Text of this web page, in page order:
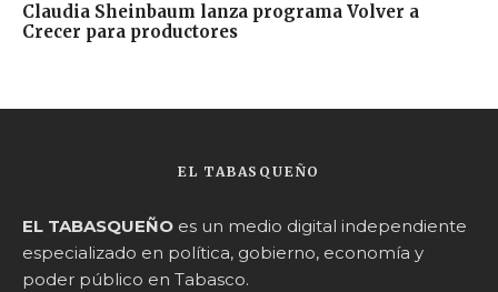
Claudia Sheinbaum lanza programa Volver a
Crecer para productores
EL TABASQUEÑO
EL TABASQUEÑO es un medio digital independiente
especializado en política, gobierno, economía y
poder público en Tabasco.